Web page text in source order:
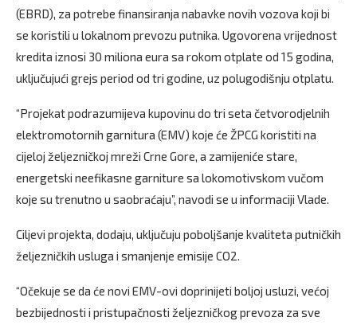
(EBRD), za potrebe finansiranja nabavke novih vozova koji bi
se koristili u lokalnom prevozu putnika. Ugovorena vrijednost
kredita iznosi 30 miliona eura sa rokom otplate od 15 godina,
uključujući grejs period od tri godine, uz polugodišnju otplatu.
“Projekat podrazumijeva kupovinu do tri seta četvorodjelnih
elektromotornih garnitura (EMV) koje će ŽPCG koristiti na
cijeloj željezničkoj mreži Crne Gore, a zamijeniće stare,
energetski neefikasne garniture sa lokomotivskom vučom
koje su trenutno u saobraćaju”, navodi se u informaciji Vlade.
Ciljevi projekta, dodaju, uključuju poboljšanje kvaliteta putničkih
željezničkih usluga i smanjenje emisije CO2.
“Očekuje se da će novi EMV-ovi doprinijeti boljoj usluzi, većoj
bezbijednosti i pristupačnosti željezničkog prevoza za sve